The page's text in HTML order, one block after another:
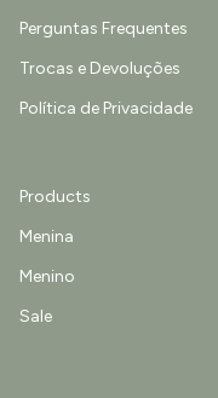
Perguntas Frequentes
Trocas e Devoluções
Política de Privacidade
Products
Menina
Menino
Sale